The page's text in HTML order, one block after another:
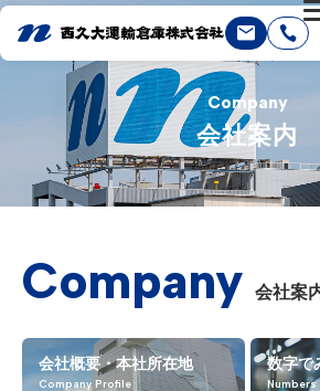
Company
会社案内
Company 会社案
会社概要・本社所在地
Company Profile
数字で
Numbers